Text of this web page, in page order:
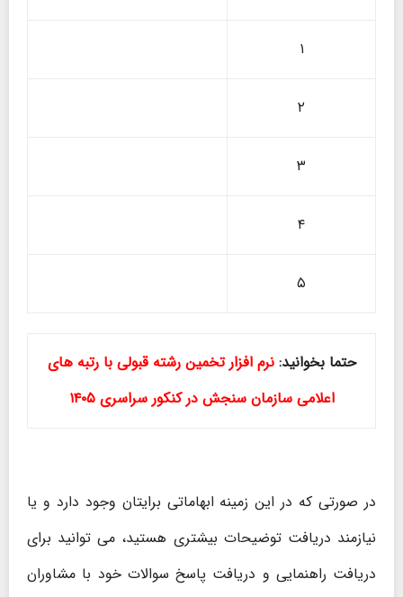
۱
۲
۳
۴
۵
حتما بخوانید: نرم افزار تخمین رشته قبولی با رتبه های
اعلامی سازمان سنجش در کنکور سراسری۱۴۰۵
در صورتی که در این زمینه ابهاماتی برایتان وجود دارد و یا
نیازمند دریافت توضیحات بیشتری هستید، می توانید برای
دریافت راهنمایی و دریافت پاسخ سوالات خود با مشاوران